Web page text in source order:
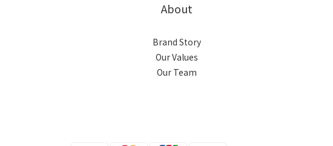
About
Brand Story
Our Values
Our Team